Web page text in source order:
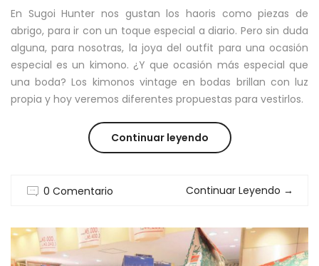
En Sugoi Hunter nos gustan los haoris como piezas de
abrigo, para ir con un toque especial a diario. Pero sin duda
alguna, para nosotras, la joya del outfit para una ocasión
especial es un kimono. ¿Y que ocasión más especial que
una boda? Los kimonos vintage en bodas brillan con luz
propia y hoy veremos diferentes propuestas para vestirlos.
Continuar leyendo“KIMONOS
EN
PURA
0 Comentario Continuar Leyendo →